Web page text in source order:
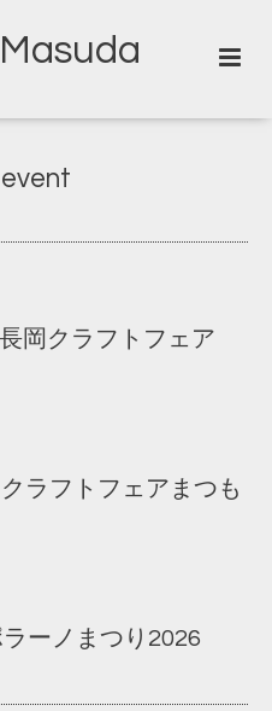
岡クラフトフェア
ラフトフェアまつも
ラーノまつり2026